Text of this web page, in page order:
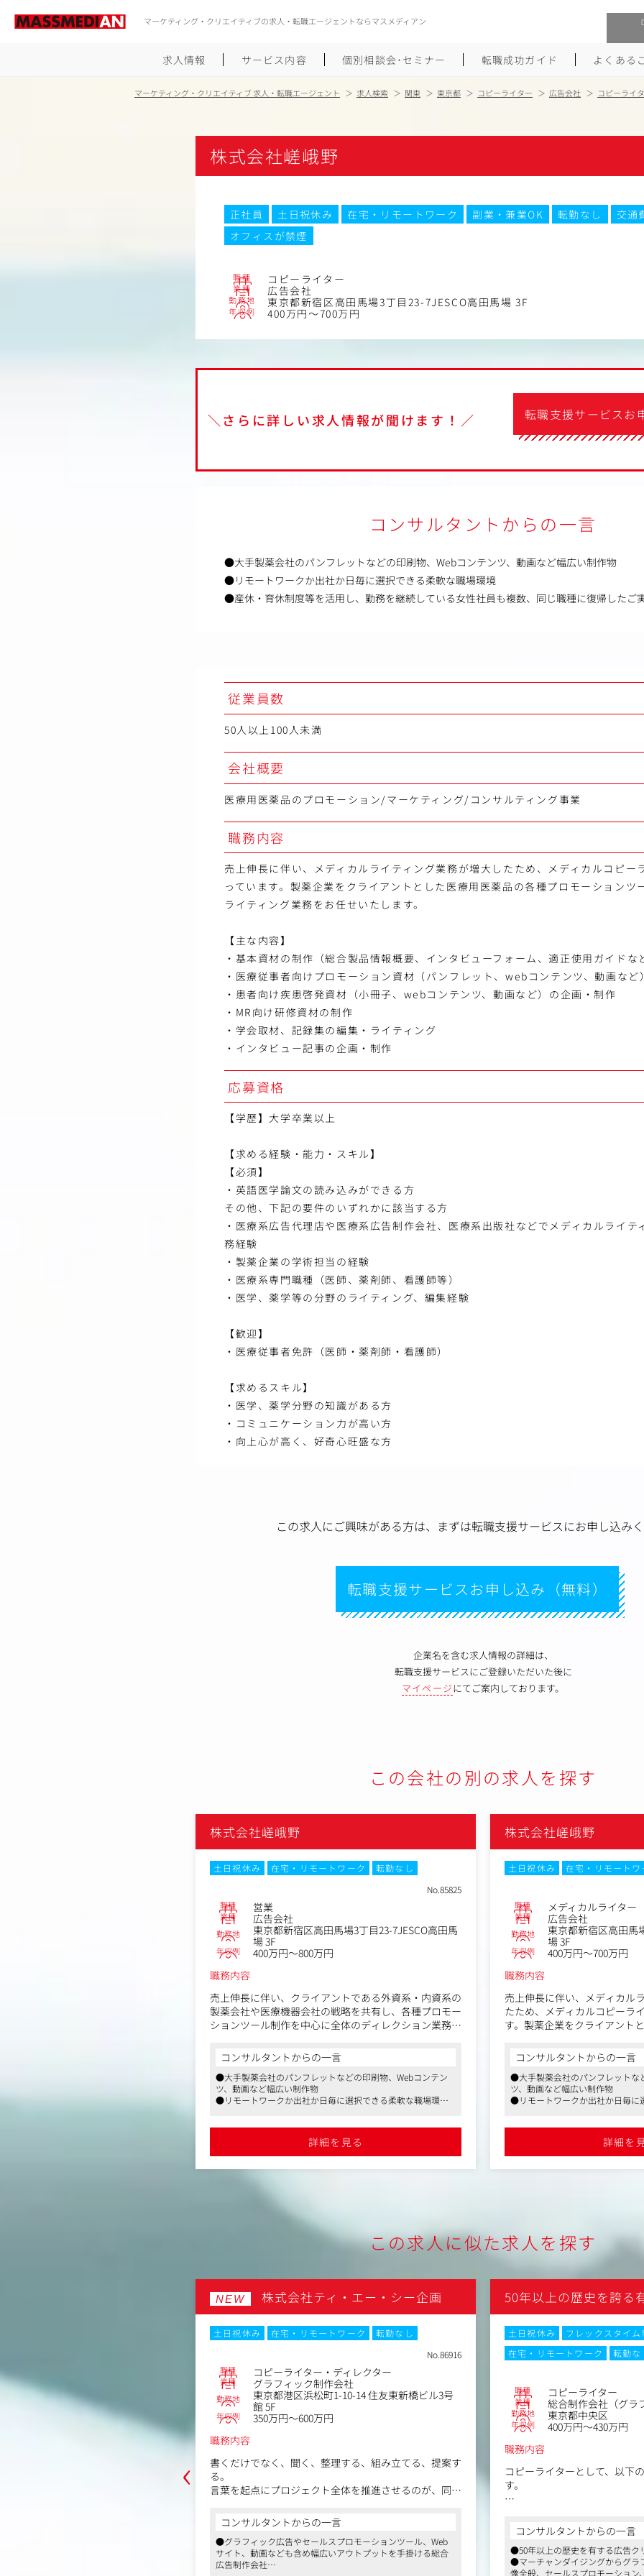
マーケティング・クリエイティブの求人・転職エージェントならマスメディアン
求人情報 サービス内容 個別相談会･セミナー 転職成功ガイド
転職活動を始めるにあたり
履歴書のつくり方
ポートフォリオのつくり方
未経験から広告業界への転職
メーカー・事業会社への転職
しゅふクリ･ママクリ転職
よくある
マーケティング・クリエイティブ 求人・転職エージェント 求人検索 関東 東京都 コピーライター 広告会社 コピーライ
株式会社嵯峨野
正社員 土日祝休み 在宅・リモートワーク 副業・兼業OK 転勤なし
交通
オフィスが禁煙
職種 コピーライター
業種 広告会社
勤務地 東京都新宿区高田馬場3丁目23-7JESCO高田馬場 3F
年収例 400万円～700万円
＼さらに詳しい求人情報が聞けます！／ 転職支援サービスお
コンサルタントからの一言
●大手製薬会社のパンフレットなどの印刷物、Webコンテンツ、動画など幅広い制作物
●リモートワークか出社か日毎に選択できる柔軟な職場環境
●産休・育休制度等を活用し、勤務を継続している女性社員も複数、同じ職種に復帰したご
従業員数
50人以上100人未満
会社概要
医療用医薬品のプロモーション/マーケティング/コンサルティング事業
職務内容
売上伸長に伴い、メディカルライティング業務が増大したため、メディカルコピー
っています。製薬企業をクライアントとした医療用医薬品の各種プロモーションツ
ライティング業務をお任せいたします。
【主な内容】
・基本資材の制作（総合製品情報概要、インタビューフォーム、適正使用ガイドな
・医療従事者向けプロモーション資材（パンフレット、webコンテンツ、動画など
・患者向け疾患啓発資材（小冊子、webコンテンツ、動画など）の企画・制作
・MR向け研修資材の制作
・学会取材、記録集の編集・ライティング
・インタビュー記事の企画・制作
応募資格
【学歴】大学卒業以上
【求める経験・能力・スキル】
【必須】
・英語医学論文の読み込みができる方
その他、下記の要件のいずれかに該当する方
・医療系広告代理店や医療系広告制作会社、医療系出版社などでメディカルライテ
務経験
・製薬企業の学術担当の経験
・医療系専門職種（医師、薬剤師、看護師等）
・医学、薬学等の分野のライティング、編集経験
【歓迎】
・医療従事者免許（医師・薬剤師・看護師）
【求めるスキル】
・医学、薬学分野の知識がある方
・コミュニケーション力が高い方
・向上心が高く、好奇心旺盛な方
この求人にご興味がある方は、 まずは転職支援サービスにお申し込み
転職支援サービスお申し込み（無料）
企業名を含む求人情報の詳細は、
転職支援サービスにご登録いただいた後に
マイページにてご案内しております。
この会社の別の求人を探す
株式会社嵯峨野
土日祝休み 在宅・リモートワーク
転勤なし
No.85825
職種 営業
業種 広告会社
勤務地
東京都新宿区高田馬場3丁目23-7JESCO高田馬
場 3F
年収例
400万円～800万円
職務内容
売上伸長に伴い、クライアントである外資系・内資系の
製薬会社や医療機器会社の戦略を共有し、各種プロモー
ションツール制作を中心に全体のディレクション業務に
す。
《主な内容》
・内資・外資系の製薬・医療機器企業に対して戦略を共
有し、各種プロモーションツールの提案対応
webコンテンツ、動画など）の企画・制作に対してのデ
◆配属先組織：マーケティング本部（マーケティンググ
コンサルタントからの一言
●大手製薬会社のパンフレットなどの印刷物、Webコンテン
ツ、動画など幅広い制作物
●リモートワークか出社か日毎に選択できる柔軟な職場環境
詳細を見る
株式会社嵯峨野
土日祝休み 在宅・リモートワ
職種 メディカルライター
業種 広告会社
勤務地
東京都新宿区高田馬
場 3F
年収例
400万円～700万円
職務内容
売上伸長に伴い、メディカル
たため、メディカルコピーラ
す。製薬企業をクライアント
をお任せいたします。
【主な内容】
・基本資材の制作（総合製品
ォーム、適正使用ガイドなど
webコンテンツ、動画など）
・患者向け疾患啓発資材（小
コンサルタントからの一言
●大手製薬会社のパンフレットな
ツ、動画など幅広い制作物
●リモートワークか出社か日毎に
詳細を
この求人に似た求人を探す
‹
コピーライター
赤坂6丁目2-4S-GATE赤坂ビル6階
NEW 株式会社ティ・エー・シー企画
土日祝休み 在宅・リモートワーク
転勤なし
No.86916
職種 コピーライター・ディレクター
業種 グラフィック制作会社
勤務地
東京都港区浜松町1-10-14 住友東新橋ビル3号
館 5F
年収例
350万円～600万円
職務内容
書くだけでなく、聞く、整理する、組み立てる、提案す
る。
言葉を起点にプロジェクト全体を推進させるのが、同社
①課題整理から企画構成・コピーライティングまで一貫
して担当
クライアントとの対話を通じて、課題や目指す方向性を
整理するところから関わります。表層的な要望をそのま
コンサルタントからの一言
●グラフィック広告やセールスプロモーションツール、Web
サイト、動画なども含め幅広いアウトプットを手掛ける総合
広告制作会社
50年以上の歴史を誇る
土日祝休み
フレックスタイム
在宅・リモートワーク
転勤な
職種 コピーライター
業種 総合制作会社（グラ
勤務地 東京都中央区
年収例
400万円～430万円
職務内容
コピーライターとして、以下
す。
の価値整理
・企業・ブランドコンセプト
ーミング、タグライン、ステ
発
コンサルタントからの一言
●50年以上の歴史を有する広告ク
●マーチャンダイジングからグラ
像全般、セールスプロモーション